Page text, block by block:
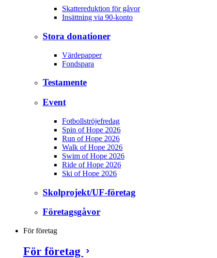
Skattereduktion för gåvor
Insättning via 90-konto
Stora donationer
Värdepapper
Fondspara
Testamente
Event
Fotbollströjefredag
Spin of Hope 2026
Run of Hope 2026
Walk of Hope 2026
Swim of Hope 2026
Ride of Hope 2026
Ski of Hope 2026
Skolprojekt/UF-företag
Företagsgåvor
För företag
För företag